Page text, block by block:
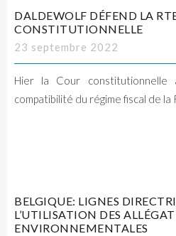
DALDEWOLF DÉFEND LA
CONSTITUTIONNELLE
23 septembre 2022
Hier la Cour
compatibilité du régime fiscal de la
BELGIQUE: LIGNES
L’UTILISATION DES
ENVIRONNEMENTALES